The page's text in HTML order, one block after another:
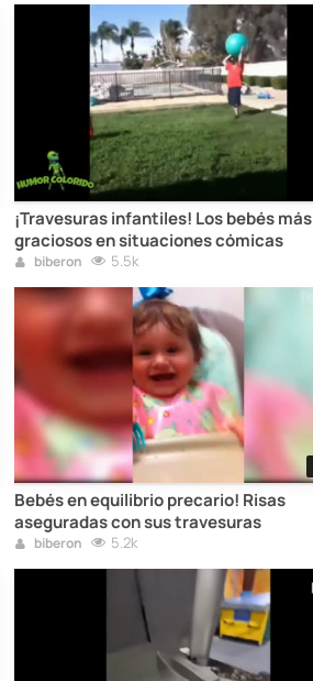
¡Travesuras infantiles! Los bebés más
graciosos en situaciones cómicas
biberon 5.5k
Bebés en equilibrio precario! Risas
aseguradas con sus travesuras
biberon 5.2k